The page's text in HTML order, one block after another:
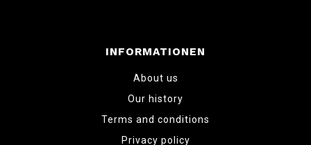
INFORMATIONEN
About us
Our history
Terms and conditions
Privacy policy